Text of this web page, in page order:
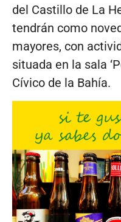
del Castillo de La
tendrán como
mayores, con
situada en la sala
Cívico de la Bahía.